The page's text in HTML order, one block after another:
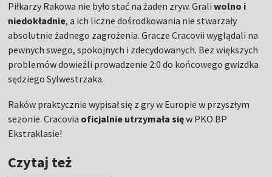
Piłkarzy Rakowa nie było stać na żaden zryw. Graliwolno i
niedokładnie, a ich liczne dośrodkowania nie stwarzały
absolutnie żadnego zagrożenia. Gracze Cracovii wyglądali na
pewnych swego, spokojnych i zdecydowanych. Bez większych
problemów dowieźli prowadzenie 2:0 do końcowego gwizdka
sędziego Sylwestrzaka.
Raków praktycznie wypisał się z gry w Europie w przyszłym
sezonie. Cracovia oficjalnie utrzymała sięw PKO BP
Ekstraklasie!
Czytaj też